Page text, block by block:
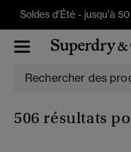
Soldes d'Été -jusqu'à 50
506 résultats